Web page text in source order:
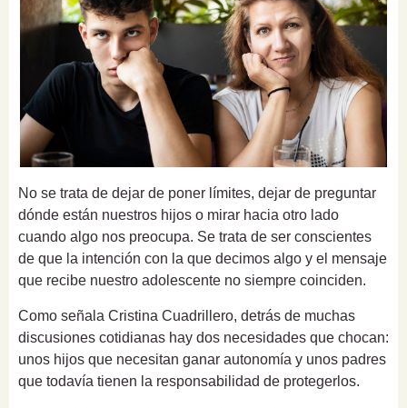
No se trata de dejar de poner límites, dejar de preguntar
dónde están nuestros hijos o mirar hacia otro lado
cuando algo nos preocupa. Se trata de ser conscientes
de que la intención con la que decimos algo y el mensaje
que recibe nuestro adolescente no siempre coinciden.
Como señala Cristina Cuadrillero, detrás de muchas
discusiones cotidianas hay dos necesidades que chocan:
unos hijos que necesitan ganar autonomía y unos padres
que todavía tienen la responsabilidad de protegerlos.